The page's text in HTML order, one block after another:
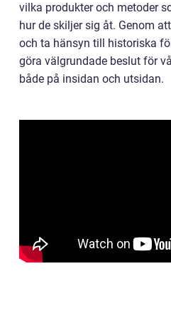
vilka produkter och metoder
hur de skiljer sig åt. Genom
och ta hänsyn till historiska
göra välgrundade beslut för
både på insidan och utsidan.